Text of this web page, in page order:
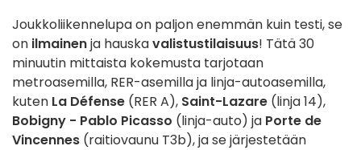
Joukkoliikennelupa on paljon enemmän kuin testi, se
on ilmainenja hauskavalistustilaisuus! Tätä 30
minuutin mittaista kokemusta tarjotaan
metroasemilla, RER-asemilla ja linja-autoasemilla,
kuten La Défense (RER A), Saint-Lazare (linja 14),
Bobigny - Pablo Picasso (linja-auto) ja Porte de
Vincennes (raitiovaunu T3b), ja se järjestetään